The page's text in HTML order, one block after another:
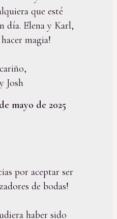
que esté
día. Elena y Karl,
magia!
Josh
mayo de 2025
por aceptar ser
de bodas!
haber sido